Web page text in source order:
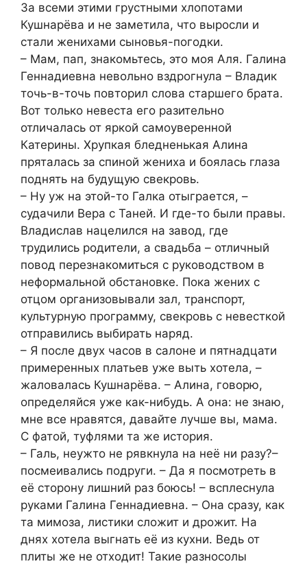
За всеми этими грустными хлопотами
Кушнарёва и не заметила, что выросли и
стали женихами сыновья-погодки.
– Мам, пап, знакомьтесь, это моя Аля. Галина
Геннадиевна невольно вздрогнула – Владик
точь-в-точь повторил слова старшего брата.
Вот только невеста его разительно
отличалась от яркой самоуверенной
Катерины. Хрупкая бледненькая Алина
пряталась за спиной жениха и боялась глаза
поднять на будущую свекровь.
– Ну уж на этой-то Галка отыграется, –
судачили Вера с Таней. И где-то были правы.
Владислав нацелился на завод, где
трудились родители, а свадьба – отличный
повод перезнакомиться с руководством в
неформальной обстановке. Пока жених с
отцом организовывали зал, транспорт,
культурную программу, свекровь с невесткой
отправились выбирать наряд.
– Я после двух часов в салоне и пятнадцати
примеренных платьев уже выть хотела, –
жаловалась Кушнарёва. – Алина, говорю,
определяйся уже как-нибудь. А она: не знаю,
мне все нравятся, давайте лучше вы, мама.
С фатой, туфлями та же история.
– Галь, неужто не рявкнула на неё ни разу?–
посмеивались подруги. – Да я посмотреть в
её сторону лишний раз боюсь! – всплеснула
руками Галина Геннадиевна. – Она сразу, как
та мимоза, листики сложит и дрожит. На
днях хотела выгнать её из кухни. Ведь от
плиты же не отходит! Такие разносолы